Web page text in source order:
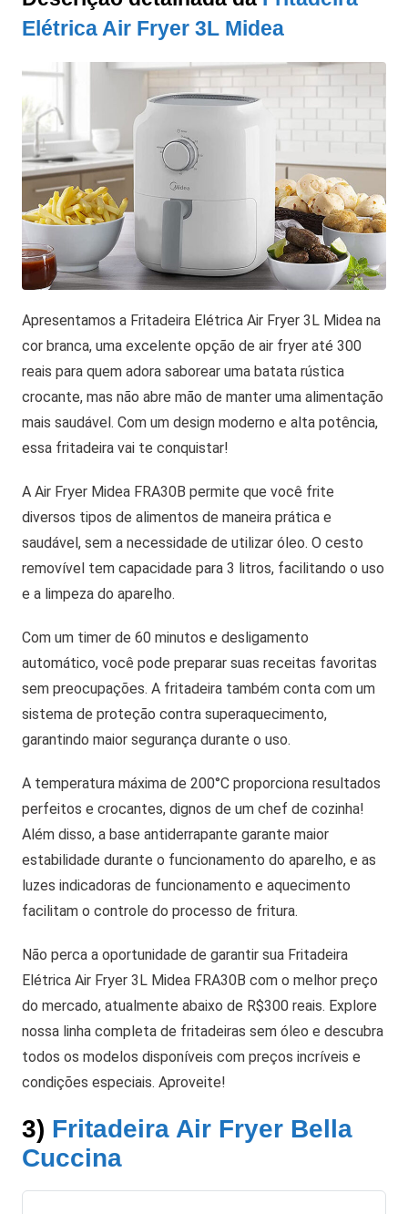
Elétrica Air Fryer 3L Midea
Apresentamos a Fritadeira Elétrica Air Fryer 3L Midea na
cor branca, uma excelente opção de air fryer até 300
reais para quem adora saborear uma batata rústica
crocante, mas não abre mão de manter uma alimentação
mais saudável. Com um design moderno e alta potência,
essa fritadeira vai te conquistar!
A Air Fryer Midea FRA30B permite que você frite
diversos tipos de alimentos de maneira prática e
saudável, sem a necessidade de utilizar óleo. O cesto
removível tem capacidade para 3 litros, facilitando o uso
e a limpeza do aparelho.
Com um timer de 60 minutos e desligamento
automático, você pode preparar suas receitas favoritas
sem preocupações. A fritadeira também conta com um
sistema de proteção contra superaquecimento,
garantindo maior segurança durante o uso.
A temperatura máxima de 200°C proporciona resultados
perfeitos e crocantes, dignos de um chef de cozinha!
Além disso, a base antiderrapante garante maior
estabilidade durante o funcionamento do aparelho, e as
luzes indicadoras de funcionamento e aquecimento
facilitam o controle do processo de fritura.
Não perca a oportunidade de garantir sua Fritadeira
Elétrica Air Fryer 3L Midea FRA30B com o melhor preço
do mercado, atualmente abaixo de R$300 reais. Explore
nossa linha completa de fritadeiras sem óleo e descubra
todos os modelos disponíveis com preços incríveis e
condições especiais. Aproveite!
3) Fritadeira Air Fryer Bella
Cuccina